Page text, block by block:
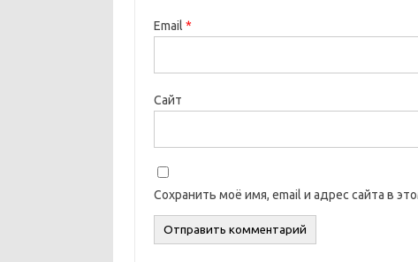
Email *
Сайт
Сохранить моё имя, email и адрес сайта в